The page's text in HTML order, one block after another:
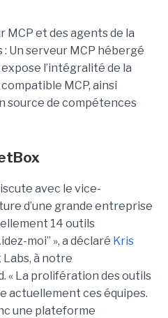
MCP et des agents de la
Un serveur MCP hébergé
l’intégralité de la
MCP, ainsi
source de compétences
avec le vice-
d’une grande entreprise
14 outils
moi” », a déclaré Kris
Labs, à notre
« La prolifération des outils
actuellement ces équipes.
une plateforme